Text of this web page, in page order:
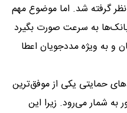
نظر گرفته شد. اما موضوع مهم
به سرعت صورت بگیرد
و به ویژه مددجویان اعطا
حمایتی یکی از موفق‌ترین
شمار می‌رود. زیرا این